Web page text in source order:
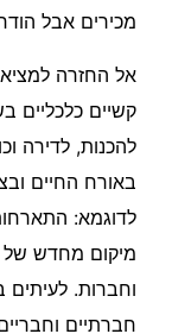
מכירים אבל
אל החזרה
קשיים כלכליים
להכנות, לדירה
באורח החיים
לדוגמא:
מיקום מחדש של
וחברות. לעיתים
חברתיים